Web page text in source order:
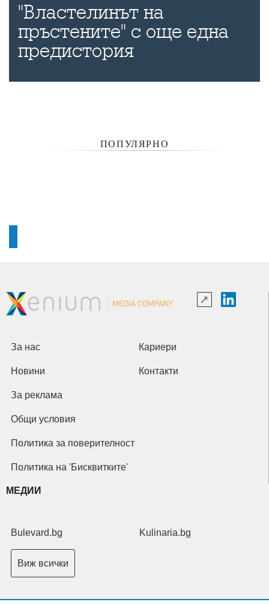
"Властелинът на
пръстените" с още една
предистория
ПОПУЛЯРНО
За нас Кариери
Новини Контакти
За реклама
Общи условия
Политика за поверителност
Политика на 'Бисквитките'
МЕДИИ
Bulevard.bg Kulinaria.bg
Виж всички